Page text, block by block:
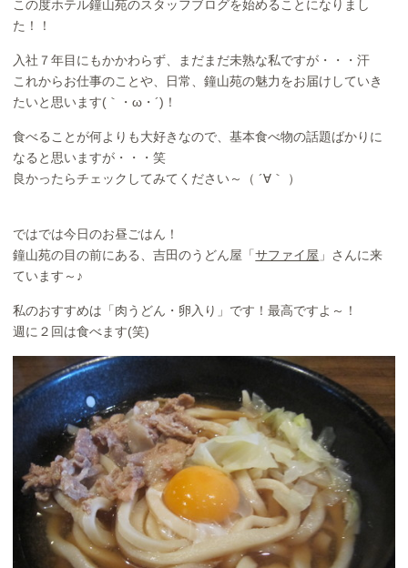
この度ホテル鐘山苑のスタッフブログを始めることになりまし
た！！
入社７年目にもかかわらず、まだまだ未熟な私ですが・・・汗
これからお仕事のことや、日常、鐘山苑の魅力をお届けしていき
たいと思います(｀・ω・´)！
食べることが何よりも大好きなので、基本食べ物の話題ばかりに
なると思いますが・・・笑
良かったらチェックしてみてください～（ ´∀｀ ）
ではでは今日のお昼ごはん！
鐘山苑の目の前にある、吉田のうどん屋「サファイ屋 」さんに来
ています～♪
私のおすすめは「肉うどん・卵入り」です！最高ですよ～！
週に２回は食べます(笑)